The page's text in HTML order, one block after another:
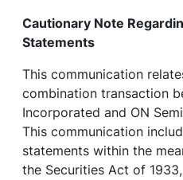
Cautionary Note
Statements
This communication
combination transaction
Incorporated and ON
This communication
statements within the
the Securities Act of